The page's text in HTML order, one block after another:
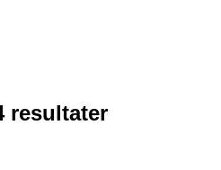
resultater